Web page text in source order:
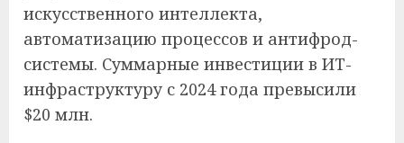
искусственного интеллекта,
автоматизацию процессов и антифрод-
системы. Суммарные инвестиции в ИТ-
инфраструктуру с 2024 года превысили
$20 млн.